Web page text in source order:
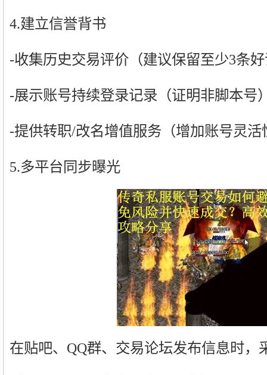
4.建立信誉背书
-收集历史交易评价（建议保留至少3条
-展示账号持续登录记录（证明非脚本号
-提供转职/改名增值服务（增加账号灵活
5.多平台同步曝光
在贴吧、QQ群、交易论坛发布信息时，